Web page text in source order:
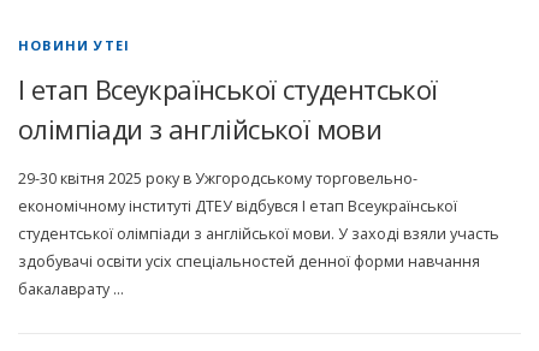
НОВИНИ УТЕІ
I етап Всеукраїнської студентської
олімпіади з англійської мови
29-30 квітня 2025 року в Ужгородському торговельно-
економічному інституті ДТЕУ відбувся І етап Всеукраїнської
студентської олімпіади з англійської мови. У заході взяли участь
здобувачі освіти усіх спеціальностей денної форми навчання
бакалаврату …